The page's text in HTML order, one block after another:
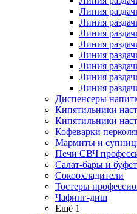
Линия
Линия
Линия
Линия
Линия
Линия
Линия
Линия
Диспенсеры
Кипятильники
Кипятильники
Кофеварки
Мармиты и
Печи СВЧ
Салат-бары и
Сокоохладители
Тостеры
Чафинг-диш
Ещё 1